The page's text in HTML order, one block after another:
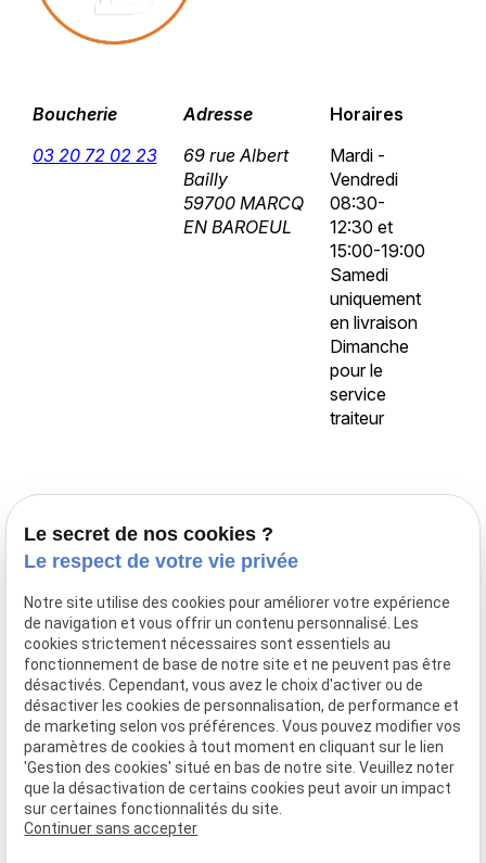
Boucherie
03 20 72 02 23
Adresse
69 rue Albert
Bailly
59700 MARCQ
EN BAROEUL
Horaires
Mardi -
Vendredi
08:30-
12:30 et
15:00-19:00
Samedi
uniquement
en livraison
Dimanche
pour le
service
traiteur
Accueil
Traiteur Delecroix
Boissons professionnels
Boissons particuliers
Location de matériel
Boucherie
Charcuterie
Galerie photo
Actualités
Je prend contact
Le secret de nos cookies ?
Le respect de votre vie privée
Notre site utilise des cookies pour améliorer votre expérience
de navigation et vous offrir un contenu personnalisé. Les
cookies strictement nécessaires sont essentiels au
fonctionnement de base de notre site et ne peuvent pas être
désactivés. Cependant, vous avez le choix d'activer ou de
désactiver les cookies de personnalisation, de performance et
de marketing selon vos préférences. Vous pouvez modifier vos
paramètres de cookies à tout moment en cliquant sur le lien
'Gestion des cookies' situé en bas de notre site. Veuillez noter
que la désactivation de certains cookies peut avoir un impact
sur certaines fonctionnalités du site.
Continuer sans accepter